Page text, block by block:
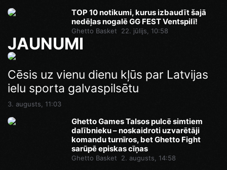
TOP 10 notikumi, kurus izbaudīt šajā
nedēļas nogalē GG FEST Ventspilī!
Ghetto Basket 22. jūlijs, 10:58
JAUNUMI
Cēsis uz vienu dienu kļūs par Latvijas
ielu sporta galvaspilsētu
3. augusts, 11:03
Ghetto Games Talsos pulcē simtiem
dalībnieku – noskaidroti uzvarētāji
komandu turnīros, bet Ghetto Fight
sarūpē episkas cīņas
Ghetto Basket 2. augusts, 14:58